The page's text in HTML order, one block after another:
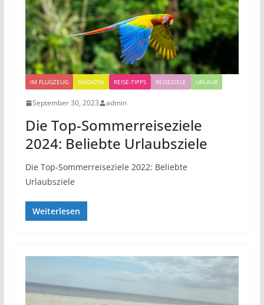
IM FLUGZEUG MAGAZIN REISE-TIPPS REISEZIELE URLAUB
September 30, 2023 admin
Die Top-Sommerreiseziele
2024: Beliebte Urlaubsziele
Die Top-Sommerreiseziele 2022: Beliebte
Urlaubsziele
Weiterlesen